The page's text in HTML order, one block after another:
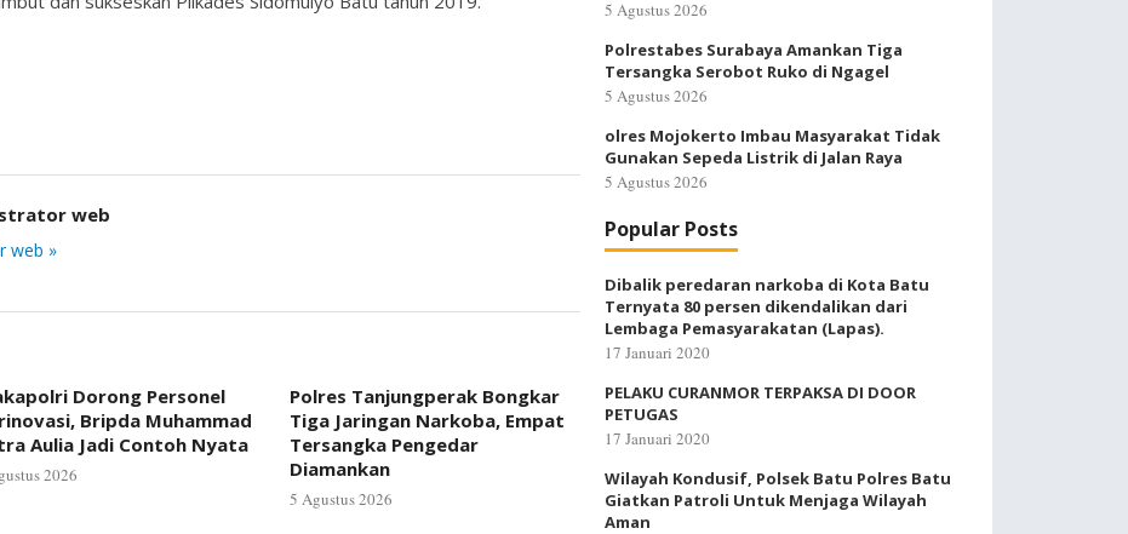
web
web »
Dorong Personel
Bripda Muhammad
Aulia Jadi Contoh Nyata
2026
Polres Tanjungperak Bongkar
Tiga Jaringan Narkoba, Empat
Tersangka Pengedar
Diamankan
5 Agustus 2026
5 Agustus 2026
Polrestabes Surabaya Amankan Tiga
Tersangka Serobot Ruko di Ngagel
5 Agustus 2026
olres Mojokerto Imbau Masyarakat Tidak
Gunakan Sepeda Listrik di Jalan Raya
5 Agustus 2026
Popular Posts
Dibalik peredaran narkoba di Kota Batu
Ternyata 80 persen dikendalikan dari
Lembaga Pemasyarakatan (Lapas).
17 Januari 2020
PELAKU CURANMOR TERPAKSA DI DOOR
PETUGAS
17 Januari 2020
Wilayah Kondusif, Polsek Batu Polres Batu
Giatkan Patroli Untuk Menjaga Wilayah
Aman